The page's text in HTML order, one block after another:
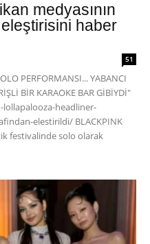
medyasının
haber
51
PERFORMANSI... YABANCI
BİR KARAOKE BAR GİBİYDİ"
headliner-
elestirildi/ BLACKPINK
festivalinde solo olarak